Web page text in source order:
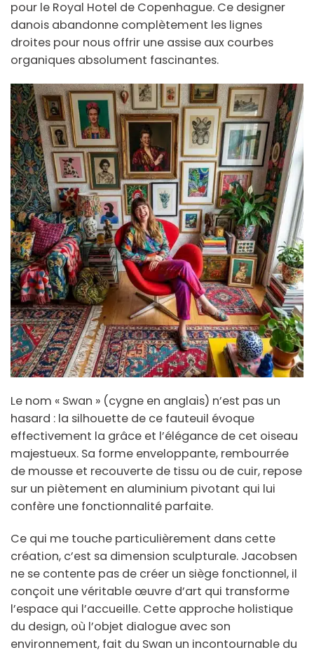
pour le Royal Hotel de Copenhague. Ce designer
danois abandonne complètement les lignes
droites pour nous offrir une assise aux courbes
organiques absolument fascinantes.
Le nom « Swan » (cygne en anglais) n’est pas un
hasard : la silhouette de ce fauteuil évoque
effectivement la grâce et l’élégance de cet oiseau
majestueux. Sa forme enveloppante, rembourrée
de mousse et recouverte de tissu ou de cuir, repose
sur un piètement en aluminium pivotant qui lui
confère une fonctionnalité parfaite.
Ce qui me touche particulièrement dans cette
création, c’est sa dimension sculpturale. Jacobsen
ne se contente pas de créer un siège fonctionnel, il
conçoit une véritable œuvre d’art qui transforme
l’espace qui l’accueille. Cette approche holistique
du design, où l’objet dialogue avec son
environnement, fait du Swan un incontournable du